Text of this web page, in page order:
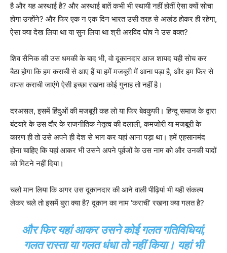
है और यह अस्थाई है? और अस्थाई बातें कभी भी स्थायी नहीं होतीं ऐसा क्यों सोचा
होगा उन्होंने? और फिर एक न एक दिन भारत उसी तरह से अखंड होकर ही रहेगा,
ऐसा क्या देख लिया था या सुन लिया था श्री अरविंद घोष ने उस वक्त?
शिव सैनिक की उस धमकी के बाद भी, वो दूकानदार आज शायद यही सोच कर
बैठा होगा कि हम कराची से आए हैं या हमें मजबूरी में आना पड़ा है, और हम फिर से
वापस कराची जाएंगे ऐसी इच्छा रखना कोई गुनाह तो नहीं है।
दरअसल, इसमें हिंदुओं की मजबूरी कह लो या फिर बेवकुफी। हिन्दू समाज के द्वारा
बंटवारे के उस दौर के राजनीतिक नेतृत्व की दलाली, कमजोरी या मजबूरी के
कारण ही तो उसे अपने ही देश से भाग कर यहां आना पड़ा था। हमें एहसानमंद
होना चाहिए कि यहां आकर भी उसने अपने पूर्वजों के उस नाम को और उनकी यादों
को मिटने नहीं दिया।
चलो मान लिया कि अगर उस दूकानदार की आने वाली पीढ़ियां भी यही संकल्प
लेकर चले तो इसमें बुरा क्या है? दूकान का नाम ‘कराची’ रखना क्या गलत है?
और फिर यहां आकर उसने कोई गलत गतिविधियां,
गलत रास्ता या गलत धंधा तो नहीं किया। यहां भी